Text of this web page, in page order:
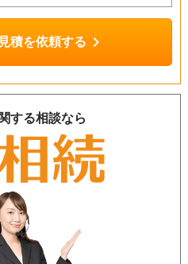
積を依頼する chevron_right
する相談なら